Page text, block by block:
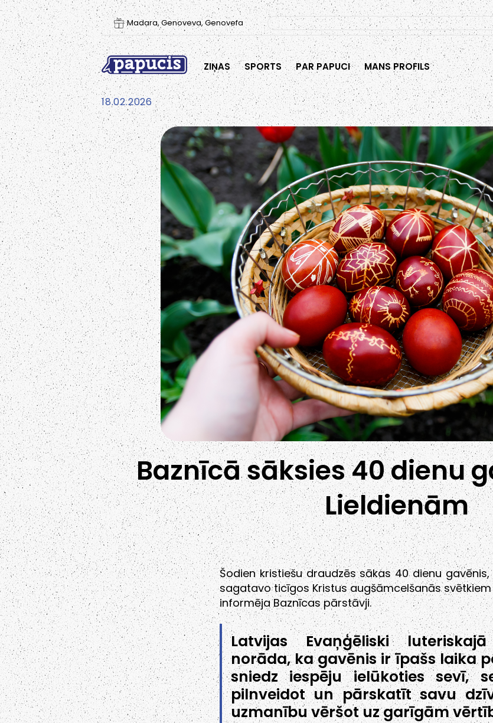
Madara, Genoveva, Genovefa
ZIŅAS SPORTS PAR PAPUCI MANS PROFILS
18.02.2026
Baznīcā sāksies 40 dienu
Lieldienām
Šodien kristiešu draudzēs sākas 40 dienu
sagatavo ticīgos Kristus augšāmcelšanās
informēja Baznīcas pārstāvji.
Latvijas Evaņģēliski
norāda, ka gavēnis ir īpašs laika
sniedz iespēju ielūkoties sevī,
pilnveidot un pārskatīt savu
uzmanību vēršot uz garīgām